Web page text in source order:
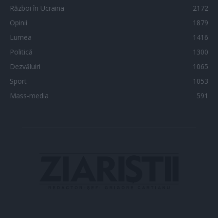
Război în Ucraina
2172
Opinii
1879
Lumea
1416
Politică
1300
Dezvăluiri
1065
Sport
1053
Mass-media
591